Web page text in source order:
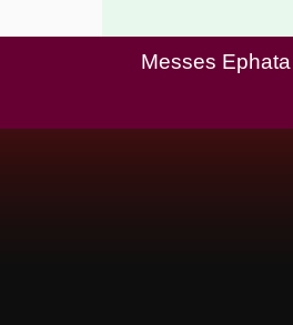
Messes